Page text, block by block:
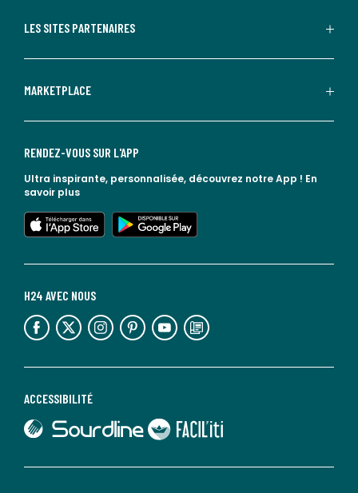
LES SITES PARTENAIRES
MARKETPLACE
ACCESSIBILITÉ
lien vers Sourdline
lien vers Faciliti
H24 AVEC NOUS
lien vers l'espace réseaux sociaux lien vers l'espace réseaux sociaux lien vers l'espace réseaux sociaux lien vers l'espace réseaux sociaux lien vers l'espace réseaux sociaux lien vers le blog la redoute
RENDEZ-VOUS SUR L'APP
Ultra inspirante, personnalisée, découvrez notre App ! En
savoir plus
lien vers l'app store
lien vers google play